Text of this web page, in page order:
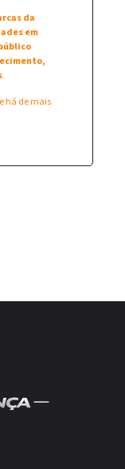
da
em
.
há de mais